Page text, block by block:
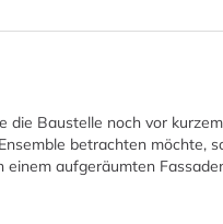
Baustelle noch vor
betrachten möchte,
aufgeräumten